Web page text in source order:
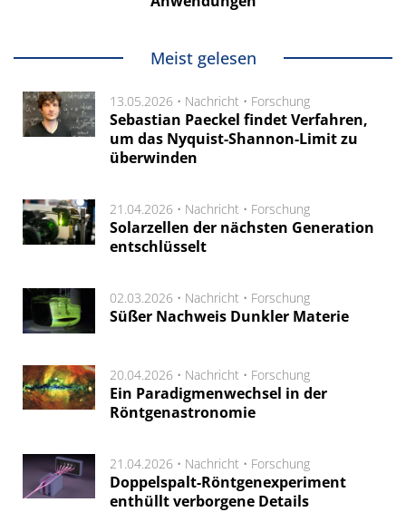
Meist gelesen
13.05.2026 • Nachricht • Forschung
Sebastian Paeckel findet Verfahren,
um das Nyquist-Shannon-Limit zu
überwinden
21.04.2026 • Nachricht • Forschung
Solarzellen der nächsten Generation
entschlüsselt
02.03.2026 • Nachricht • Forschung
Süßer Nachweis Dunkler Materie
20.04.2026 • Nachricht • Forschung
Ein Paradigmenwechsel in der
Röntgenastronomie
21.04.2026 • Nachricht • Forschung
Doppelspalt-Röntgenexperiment
enthüllt verborgene Details